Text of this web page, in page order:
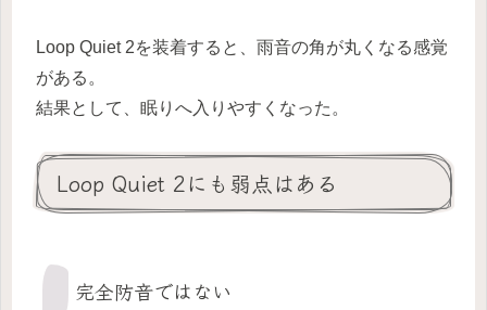
Loop Quiet 2を装着すると、雨音の角が丸くなる感覚
がある。
結果として、眠りへ入りやすくなった。
Loop Quiet 2にも弱点はある
完全防音ではない